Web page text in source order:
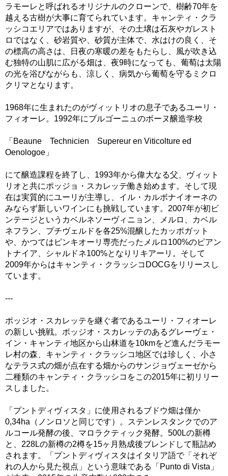
ラモーレと呼ばれるオリジナルのクローンで、樹齢70年を
越える古樹が大事に育てられています。キャンティ・クラ
ッシコエリアではありますが、その土壌は石灰やガレスト
ロではなく、砂岩質や、砂質が主体で、水はけの良く、そ
の標高の高さは、日夜の寒暖の差をもたらし、風が吹き込
む独特の山肌に広がる畑は、夜9時になっても、葡萄は太陽
の光を浴びながらも、涼しく、病気から葡萄を守るミクロ
クリマとなります。
1968年に生まれたのがヴィットリオの息子であるユーリ・
フィオーレ。1992年にブルゴーニュのボーヌ醸造学校
「Beaune Technicien Supereur en Viticolture ed
Oenologoe」
にて醸造課程を終了し、1993年から偉大なる父、ヴィット
リオと共にポッジョ・スカレッテ働き始めます。そして現
在は実質的にユーリが主導し、イル・カルボナイオーネの
みならず新しいワインにも挑戦しています。2007年が初ビ
ンテージというカベルネソーヴィニョン、メルロ、カベル
ネフラン、プチヴェルドを各25%混醸したカッポガット
や、かつてはピンキオーリ専売だったメルロ100%のピアン
トナイア、シャルドネ100%となりリキアーリ。そして
2009年からはキャンティ・クラッシコDOCGをリリースし
ています。
---
ポッジオ・スカレッテを継ぐ者であるユーリ・フィオーレ
の新しい挑戦。ポッジオ・スカレッテのあるグレーヴェ・
イン・キャンティ地区から山林道を10kmをど進んだラモー
レ村の森、キャンティ・クラッシコ地区では珍しく、小さ
なテラス式の畑が点在する畑からのサンジョヴェーゼから
二種類のキャンティ・クラッシコをこの2015年に初リリー
スしました。
「プントディヴィスタ」に使用されるブドウ畑は僅か
0,34ha（ノンロソと同じです）。ステンレスタンクでのア
ルコール発酵の後、マロラクティック発酵。500Lの新樽
と、228Lの新樽の2樽を15ヶ月熟成後ブレンドして瓶詰め
されます。「プントディヴィスタはイタリア語で「それぞ
れの人から見た視点」という意味である「Punto di Vista」